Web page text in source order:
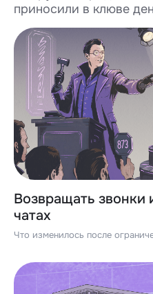
приносили в клюве
Возвращать звонки
чатах
Что изменилось после